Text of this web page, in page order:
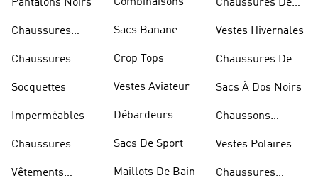
Pantalons Noirs
Chaussures
Chaussures
Socquettes
Imperméables
Chaussures
Vêtements
Combinaisons
Sacs Banane
Crop Tops
Vestes Aviateur
Débardeurs
Sacs De Sport
Maillots De Bain
Chaussures De
Vestes Hivernales
Chaussures De
Sacs À Dos Noirs
Chaussons
Vestes Polaires
Chaussures